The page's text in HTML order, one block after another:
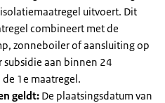
uitvoert. Dit
combineert met de
zonneboiler of aansluiting op
aan binnen 24
1e maatregel.
geldt: De plaatsingsdatum van